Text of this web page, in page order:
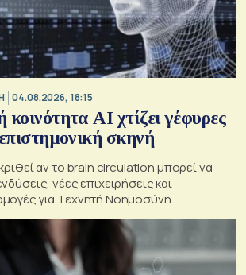
04.08.2026, 18:15
AI χτίζει γέφυρες
σκηνή
αν το brain circulation μπορεί να
νέες επιχειρήσεις και
για Τεχνητή Νοημοσύνη